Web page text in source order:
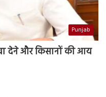
Punjab
देने और किसानों की आय